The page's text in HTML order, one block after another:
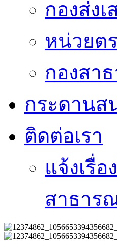
กองส่ง
หน่วยต
กองสา
กระดานส
ติดต่อเรา
แจ้งเรื่
สาธาร